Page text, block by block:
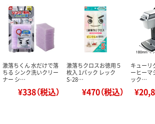
激落ちくん 水だけで落
ちる シンク洗いクリー
ナー シ…
¥338（税込）
激落ちクロスお徳用５
枚入 1パック レック
S-28…
¥470（税込）
キューリ
ーヒーマ
ック…